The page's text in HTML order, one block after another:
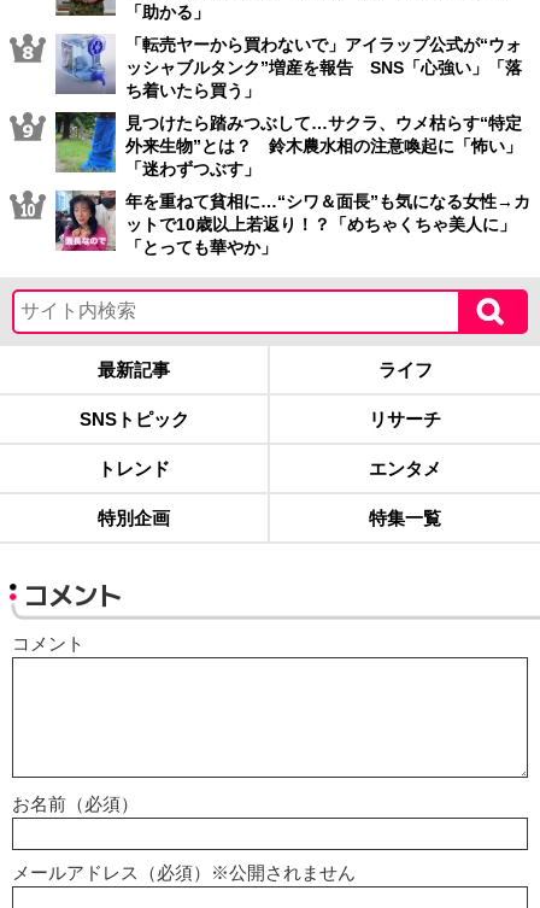
「助かる」
「転売ヤーから買わないで」アイラップ公式が“ウォ
ッシャブルタンク”増産を報告 SNS「心強い」「落
ち着いたら買う」
見つけたら踏みつぶして…サクラ、ウメ枯らす“特定
外来生物”とは？ 鈴木農水相の注意喚起に「怖い」
「迷わずつぶす」
年を重ねて貧相に…“シワ＆面長”も気になる女性→カ
ットで10歳以上若返り！？「めちゃくちゃ美人に」
「とっても華やか」
最新記事 ライフ
SNSトピック リサーチ
トレンド エンタメ
特別企画 特集一覧
コメント
コメント
お名前（必須）
メールアドレス（必須）※公開されません